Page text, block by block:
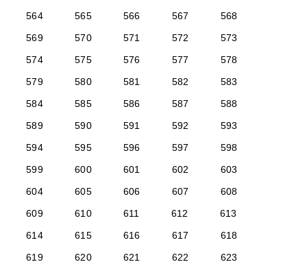
564
565 566 567
568
569
570 571 572
573
574
575 576 577
578
579
580 581 582
583
584
585 586 587
588
589
590 591 592
593
594
595 596 597
598
599
600 601 602
603
604
605 606 607
608
609
610 611 612
613
614
615 616 617
618
619
620 621 622
623